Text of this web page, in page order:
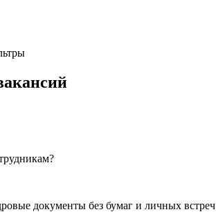
документы без бумаг и личных встреч